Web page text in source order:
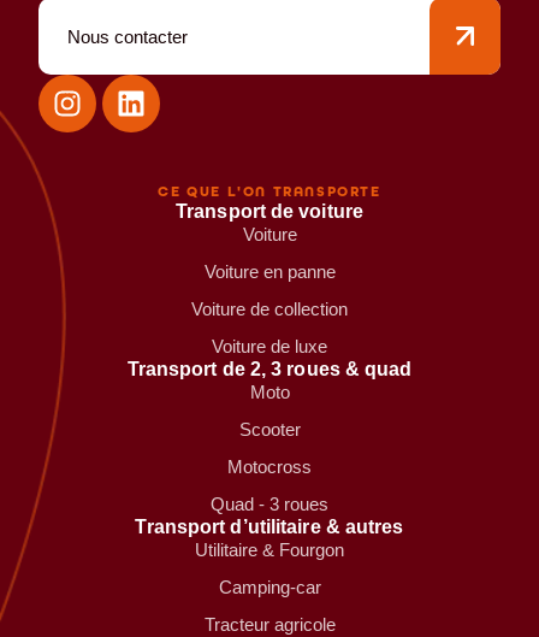
Nous contacter
CE QUE L'ON TRANSPORTE
Transport de voiture
Voiture
Voiture en panne
Voiture de collection
Voiture de luxe
Transport de 2, 3 roues & quad
Moto
Scooter
Motocross
Quad - 3 roues
Transport d’utilitaire & autres
Utilitaire & Fourgon
Camping-car
Tracteur agricole